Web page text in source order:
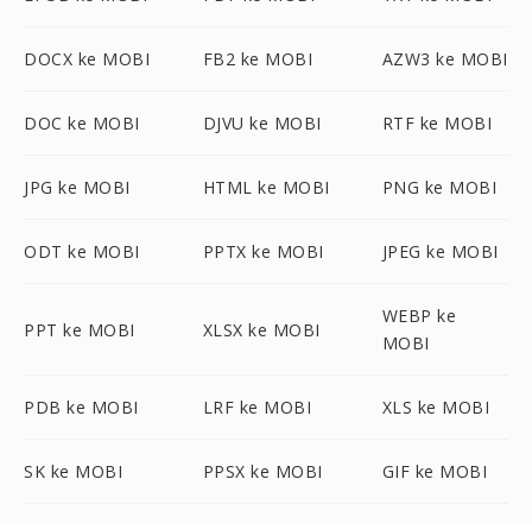
DOCX ke MOBI FB2 ke MOBI AZW3 ke MOBI
DOC ke MOBI DJVU ke MOBI RTF ke MOBI
JPG ke MOBI HTML ke MOBI PNG ke MOBI
ODT ke MOBI PPTX ke MOBI JPEG ke MOBI
PPT ke MOBI XLSX ke MOBI
WEBP ke
MOBI
PDB ke MOBI LRF ke MOBI XLS ke MOBI
SK ke MOBI PPSX ke MOBI GIF ke MOBI